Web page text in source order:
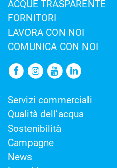
ACQUE TRASPARENTE
FORNITORI
LAVORA CON NOI
COMUNICA CON NOI
Servizi commerciali
Qualità dell’acqua
Sostenibilità
Campagne
News